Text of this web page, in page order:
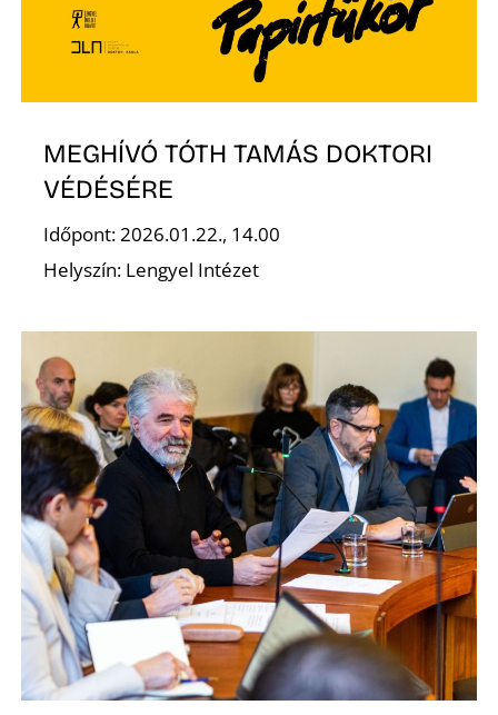
MEGHÍVÓ TÓTH TAMÁS DOKTORI
VÉDÉSÉRE
Időpont: 2026.01.22., 14.00
Helyszín: Lengyel Intézet